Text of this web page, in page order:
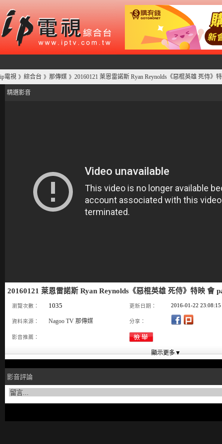
ip電視 》 綜合台 》 那傳媒 》 20160121 萊恩雷諾斯 Ryan Reynolds《惡棍英雄 死侍》
精選影音
20160121 萊恩雷諾斯 Ryan Reynolds《惡棍英雄 死侍》特映 會
瀏覽次數： 1035 更新日期： 2016-01-22 23:08:15
資料來源： Nagoo TV 那傳媒 分享：
影音推薦：
影音評論